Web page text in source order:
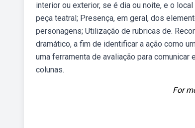
interior ou exterior, se é dia ou noite, e o
peça teatral; Presença, em geral, dos
personagens; Utilização de rubricas de.
dramático, a fim de identificar a ação como
uma ferramenta de avaliação para
colunas.
For